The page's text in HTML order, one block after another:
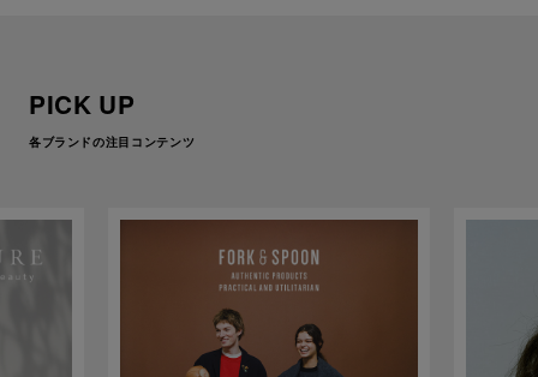
PICK UP
各ブランドの注目コンテンツ